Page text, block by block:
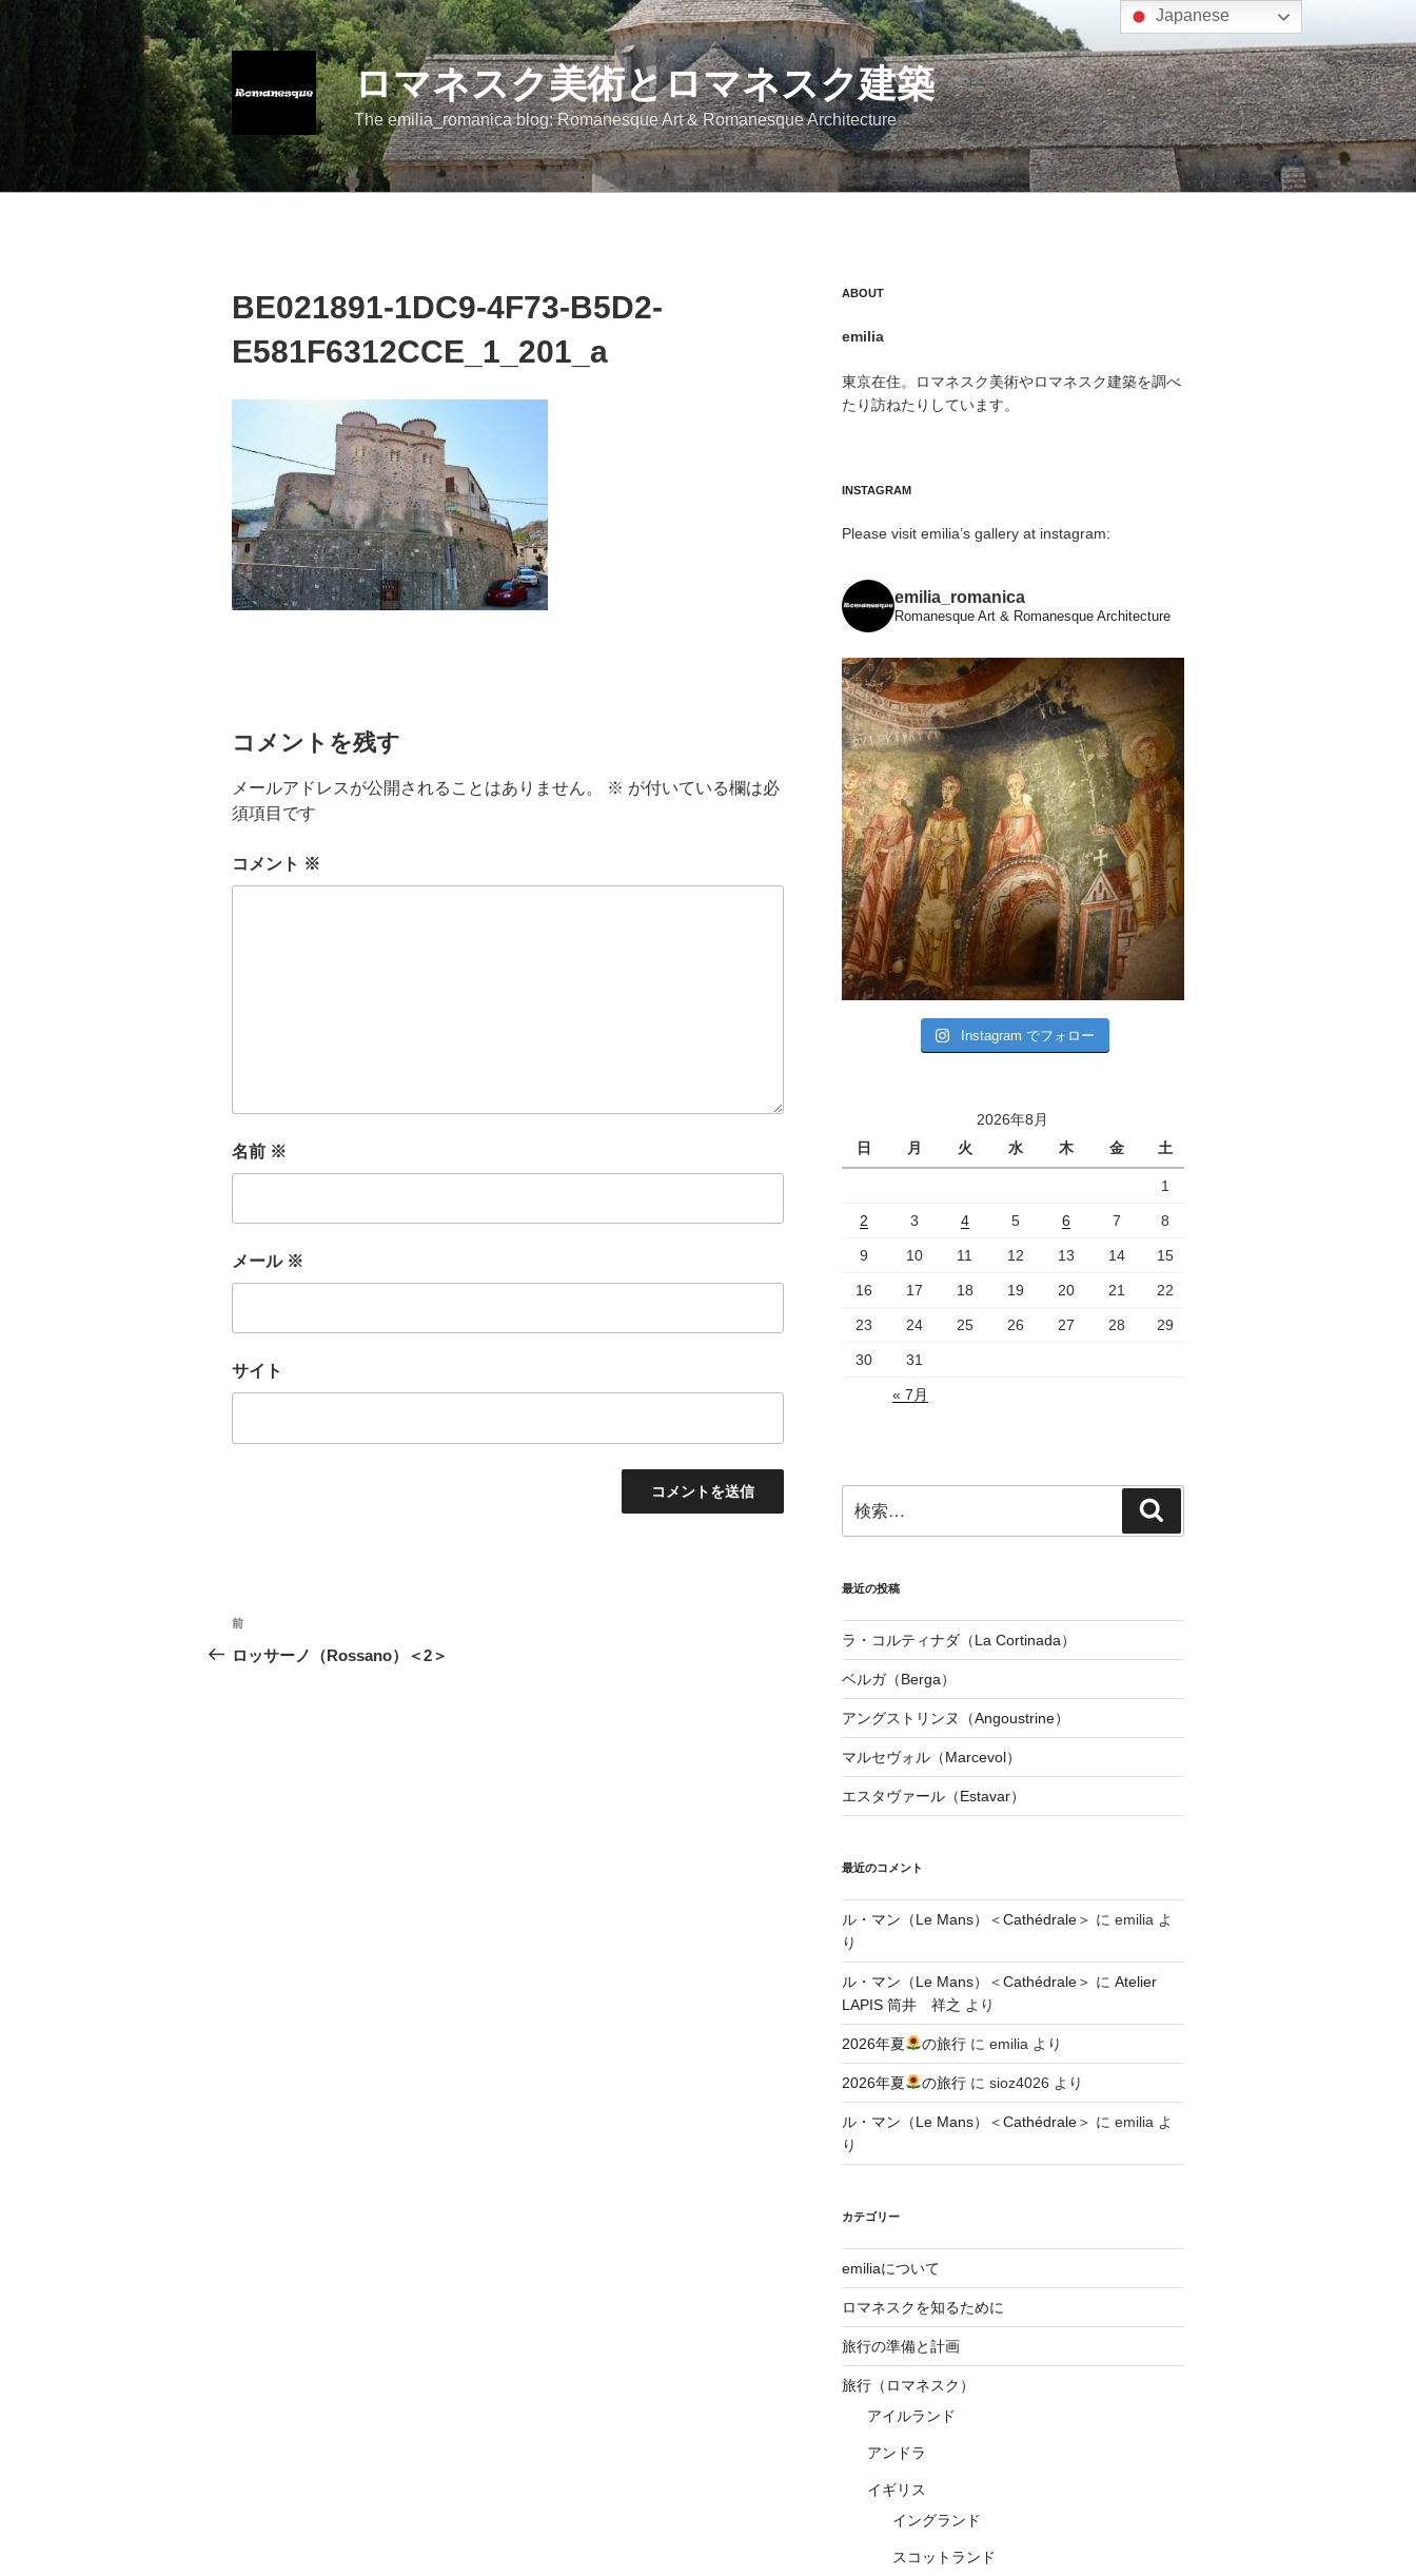
キ
ロマネスク美術とロマネスク建築
The emilia_romanica blog: Romanesque Art & Romanesque Architecture
BE021891-1DC9-4F73-B5D2-
E581F6312CCE_1_201_a
コメントを残す
メールアドレスが公開されることはありません。 ※ が付いている欄は必
須項目です
コメント ※
名前 ※
メール ※
サイト
投
稿
前
の
前
ロッサーノ（Rossano）＜2＞
ABOUT
emilia
東京在住。ロマネスク美術やロマネスク建築を調べ
たり訪ねたりしています。
INSTAGRAM
Please visit emilia’s gallery at instagram:
emilia_romanica
Romanesque Art & Romanesque Architecture
Instagram でフォロー
2026年8月
日
月 火 水 木 金 土
1
2 3 4 5 6 7 8
9 10 11 12 13 14 15
16 17 18 19 20 21 22
23 24 25 26 27 28 29
30 31
« 7月
索:
索
最近の投稿
ラ・コルティナダ（La Cortinada）
ベルガ（Berga）
アングストリンヌ（Angoustrine）
マルセヴォル（Marcevol）
エスタヴァール（Estavar）
最近のコメント
ル・マン（Le Mans）＜Cathédrale＞ に emilia よ
り
ル・マン（Le Mans）＜Cathédrale＞ に Atelier
LAPIS 筒井 祥之 より
2026年夏 の旅行に emilia より
2026年夏 の旅行に sioz4026 より
ル・マン（Le Mans）＜Cathédrale＞ に emilia よ
り
カテゴリー
emiliaについて
ロマネスクを知るために
旅行の準備と計画
旅行（ロマネスク）
アイルランド
アンドラ
イギリス
イングランド
スコットランド
Japanese